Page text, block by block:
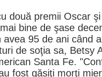
două premii Oscar
bine de şase
avea 95 de ani când
de soţia sa, Betsy
Santa Fe.
fost găsiţi morţi